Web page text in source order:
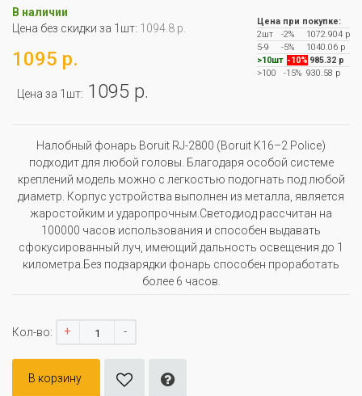
В наличии
Цена без скидки за 1шт: 1094.8 р.
1095 р.
Цена за 1шт: 1095 р.
Цена при покупке:
2шт
-2%
1072.904 р
5-9
-5%
1040.06 р
>10шт -10% 985.32 р
>100
-15% 930.58 р
Налобный фонарь Boruit RJ-2800 (Boruit K16–2 Police)
подходит для любой головы. Благодаря особой системе
креплений модель можно с легкостью подогнать под любой
диаметр. Корпус устройства выполнен из металла, является
жаростойким и ударопрочным.Светодиод рассчитан на
100000 часов использования и способен выдавать
сфокусированный луч, имеющий дальность освещения до 1
километра.Без подзарядки фонарь способен проработать
более 6 часов.
Кол-во: + -
В корзину